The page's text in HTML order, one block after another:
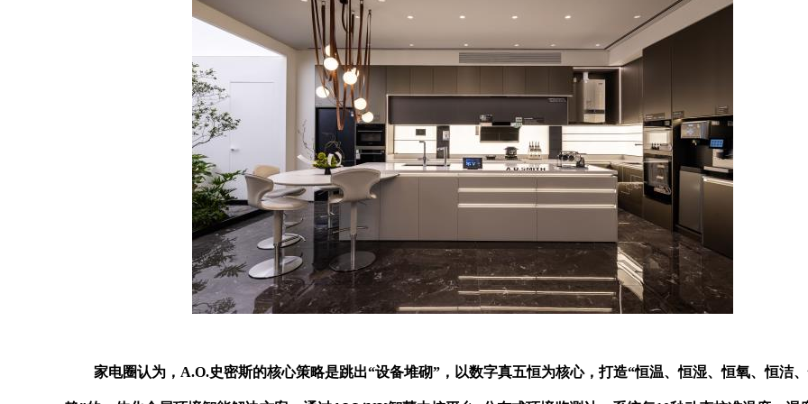
家电圈认为，A.O.史密斯的核心策略是跳出“设备堆砌”，以数字真五恒为核心，打造“恒温、恒湿、恒氧、恒洁